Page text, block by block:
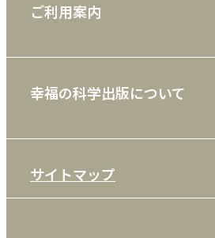
雑誌
CD
DVD・ブルーレイ
ご利用案内
利用規約
特定商取引法
プライバシーポリシー
幸福の科学出版について
メディア・ライブラリー
サイトマップ